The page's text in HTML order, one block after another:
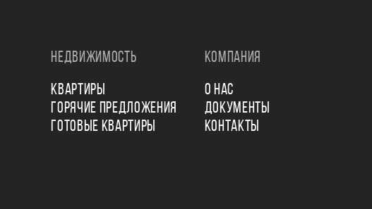
НЕДВИЖИМОСТЬ
КВАРТИРЫ
ГОРЯЧИЕ ПРЕДЛОЖЕНИЯ
ГОТОВЫЕ КВАРТИРЫ
КОМПАНИЯ
О НАС
ДОКУМЕНТЫ
КОНТАКТЫ